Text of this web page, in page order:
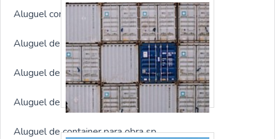
Aluguel container SP
Aluguel de container
Aluguel de container para construção sp
Aluguel de container para construção civil
Aluguel de container para obra sp